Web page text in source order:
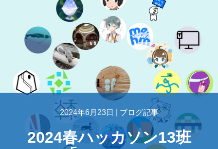
2024年6月23日 | ブログ記事
2024春ハッカソン13班